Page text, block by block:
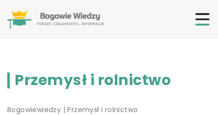
Przemysł i rolnictwo
Bogowiewiedzy |Przemysł i rolnictwo